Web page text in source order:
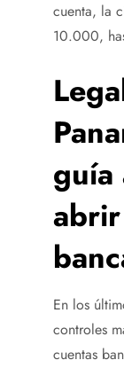
cuenta, la
10.000,
guía
En los
controles
cuentas